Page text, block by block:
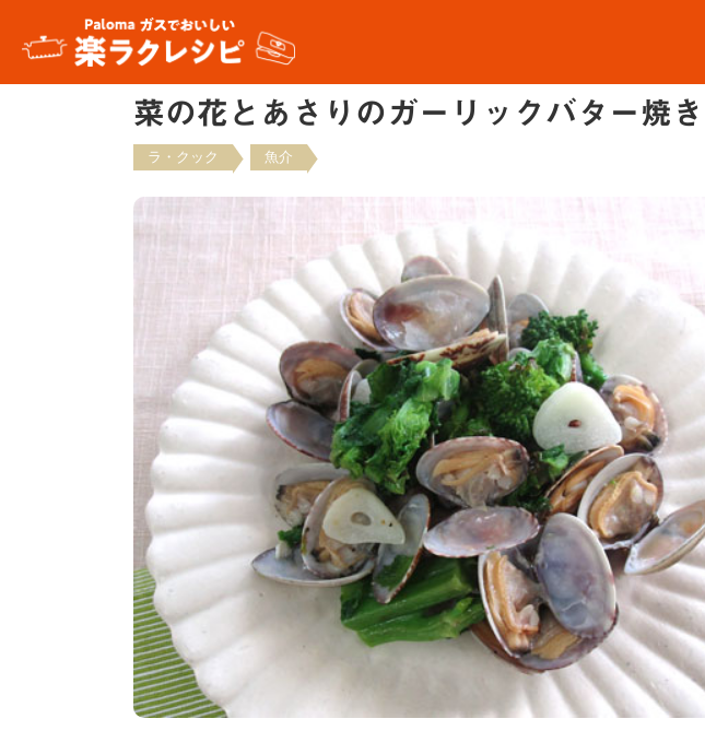
菜の花とあさりのガーリックバター焼き
ラ・クック 魚介